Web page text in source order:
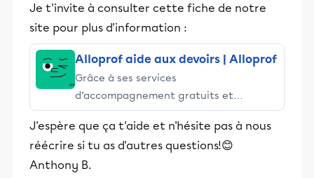
Je t'invite à consulter cette fiche de notre
site pour plus d'information :
Alloprof aide aux devoirs | Alloprof
Grâce à ses services
d’accompagnement gratuits et
stimulants, Alloprof engage les élèves
et leurs parents dans la réussite
éducative.
J'espère que ça t'aide et n'hésite pas à nous
réécrire si tu as d'autres questions!😊
Anthony B.